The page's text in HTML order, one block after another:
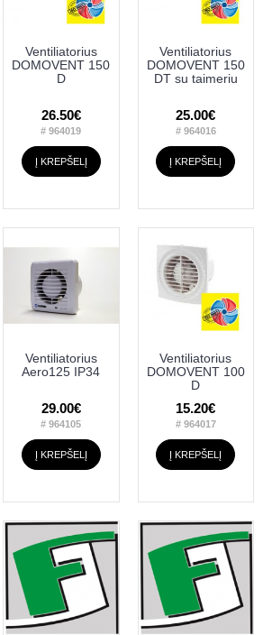
Ventiliatorius
DOMOVENT 150
D
26.50€
# 964019
Į KREPŠELĮ
Ventiliatorius
DOMOVENT 150
DT su taimeriu
25.00€
# 964016
Į KREPŠELĮ
Ventiliatorius
Aero125 IP34
29.00€
# 964105
Į KREPŠELĮ
Ventiliatorius
DOMOVENT 100
D
15.20€
# 964017
Į KREPŠELĮ